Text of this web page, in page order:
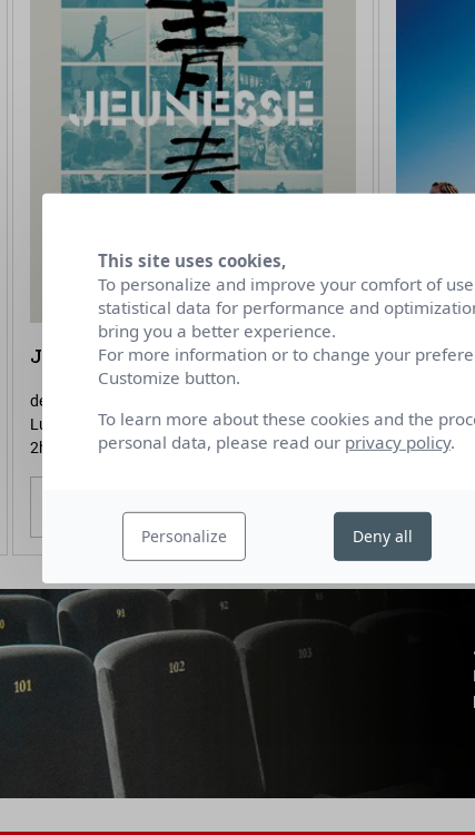
Jeunesse (retour au pays)
de Wang Bing
Luxembourg, France, Pays-Bas | DOC | 2025 |
2h32
Islands
Allemagne
18h20
This site uses cookies,
To personalize and improve your comfort of
statistical data for performance and
bring you a better experience.
For more information or to change your
Customize button.
To learn more about these cookies and the
personal data, please read our privacy policy.
Personalize Deny all